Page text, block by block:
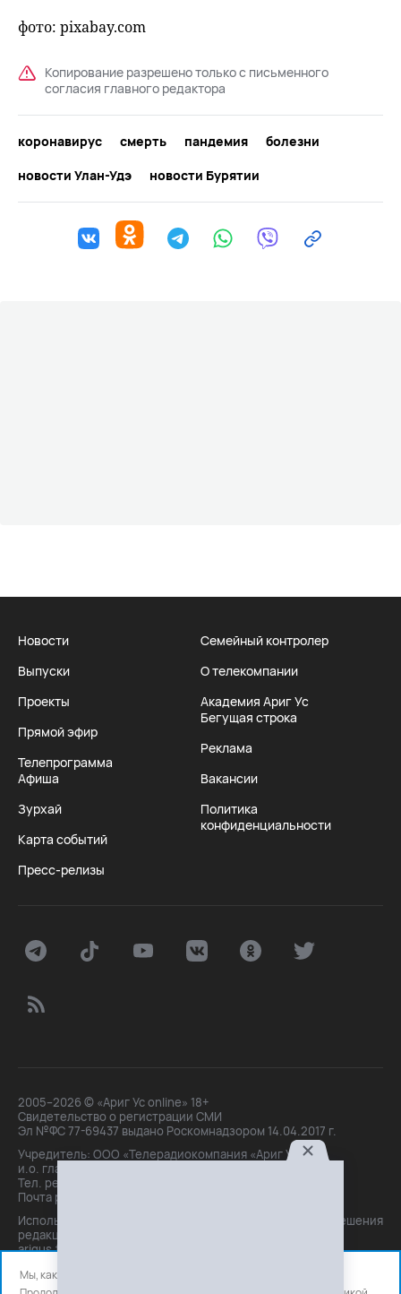
фото: pixabay.com
Копирование разрешено только с письменного
согласия главного редактора
коронавирус смерть пандемия
болезни
новости Улан-Удэ
новости Бурятии
Новости
Выпуски
Проекты
Прямой эфир
Телепрограмма
Афиша
Зурхай
Карта событий
Пресс-релизы
Семейный контролер
О телекомпании
Академия Ариг Ус
Бегущая строка
Реклама
Вакансии
Политика
конфиденциальности
2005–2026 © «Ариг Ус online» 18+
Свидетельство о регистрации СМИ
Эл №ФС 77-69437 выдано Роскомнадзором 14.04.2017 г.
Учредитель: ООО «Телерадиокомпания «Ариг Ус»,
и.о. главного редактора: Маханова О.Б.
Тел. peдakции: +7(3012)21-30-14,
Почта peдakции: editor@arigus.tv
Использование материалов только с письменного разрешения
редакции. При цитировании прямая активная ссылка на
arigus.tv обязательна.
Мы, как и все используем файлы cookie и сервисы аналитики.